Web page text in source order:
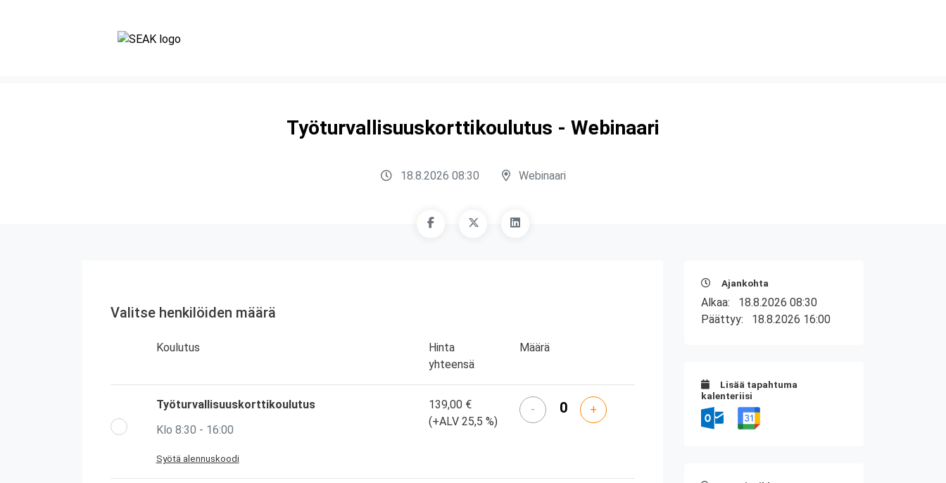
Työturvallisuuskorttikoulutus - Webinaari
18.8.2026 08:30 Webinaari
Valitse henkilöiden määrä
Koulutus
Hinta
yhteensä
Määrä
Työturvallisuuskorttikoulutus
Klo 8:30 - 16:00
Syötä alennuskoodi
139,00 €
(+ALV 25,5 %)
- +
Ajankohta
Alkaa: 18.8.2026 08:30
Päättyy: 18.8.2026 16:00
Lisää tapahtuma
kalenteriisi